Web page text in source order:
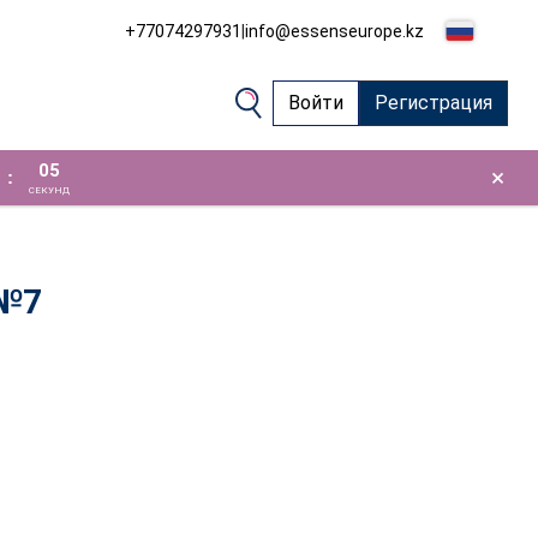
+77074297931|info@essenseurope.kz
Войти Регистрация
: 04
СЕКУНД ×